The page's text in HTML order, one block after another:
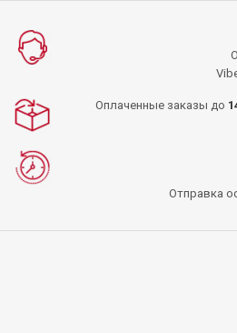
Оплаченные заказы до
Отправка